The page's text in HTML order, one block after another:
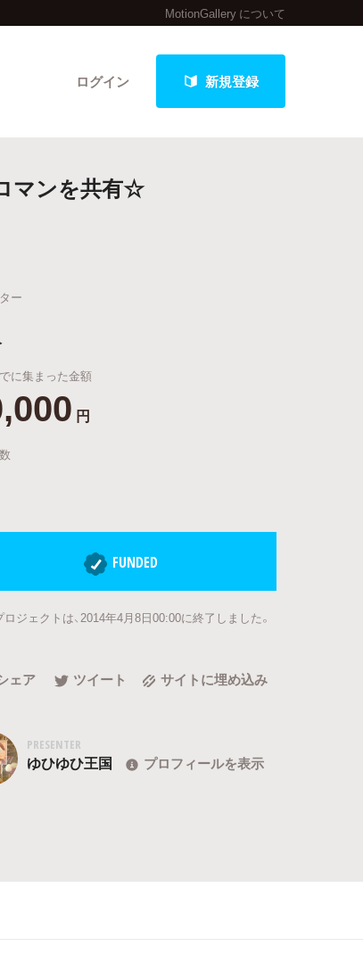
MotionGallery について
ログイン 新規登録
進捗報告から探す
マンを共有☆
ー
に集まった金額
円
FUNDED
ロジェクトは、2014年4月8日00:00に終了しました。
ェア ツイート サイトに埋め込み
PRESENTER
ゆひゆひ王国 プロフィールを表示